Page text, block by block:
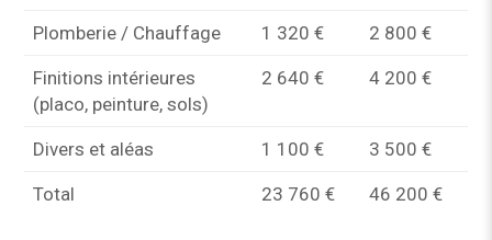
Plomberie / Chauffage 1 320 € 2 800 €
Finitions intérieures
(placo, peinture, sols)
2 640 € 4 200 €
Divers et aléas 1 100 € 3 500 €
Total 23 760 € 46 200 €